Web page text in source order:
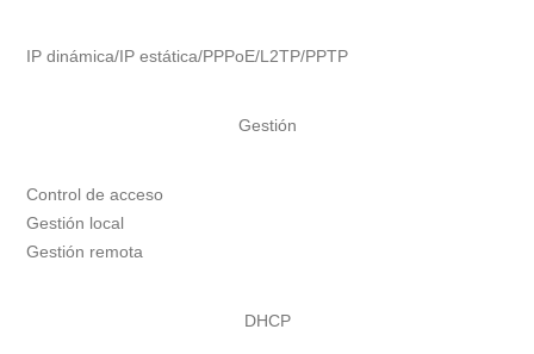
IP dinámica/IP estática/PPPoE/L2TP/PPTP
Gestión
Control de acceso
Gestión local
Gestión remota
DHCP